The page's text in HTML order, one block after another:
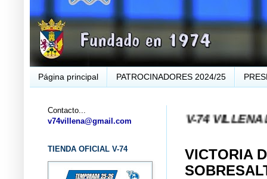
Página principal PATROCINADORES 2024/25
(ALICANTE) ... V-74 VILLENA DESDE
VICTORIA
Contacto...
v74villena@gmail.com
TIENDA OFICIAL V-74